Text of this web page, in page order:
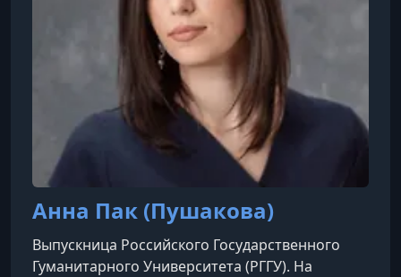
Анна Пак (Пушакова)
Выпускница Российского Государственного
Гуманитарного Университета (РГГУ). На